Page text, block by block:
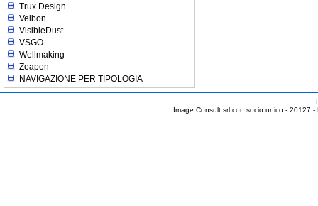
Trux Design
Velbon
VisibleDust
VSGO
Wellmaking
Zeapon
NAVIGAZIONE PER TIPOLOGIA
Image Consult srl con socio unico - 20127